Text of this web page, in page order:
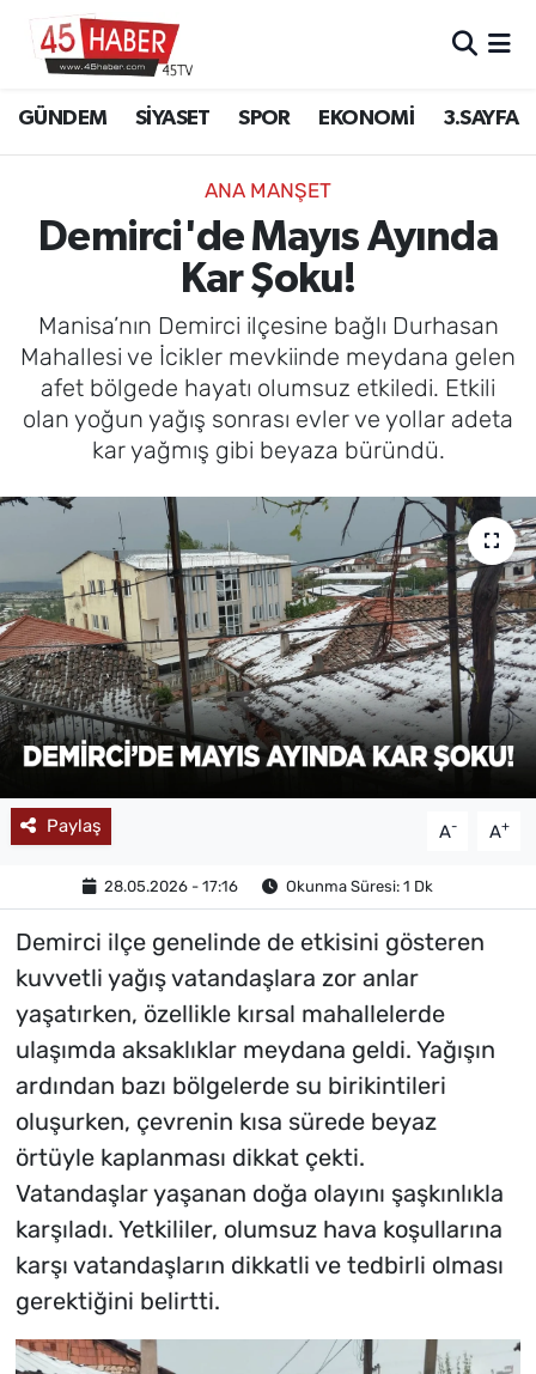
GÜNDEM SİYASET SPOR EKONOMİ 3.SAYFA
ANA MANŞET
Demirci'de Mayıs Ayında
Kar Şoku!
Manisa’nın Demirci ilçesine bağlı Durhasan
Mahallesi ve İcikler mevkiinde meydana gelen
afet bölgede hayatı olumsuz etkiledi. Etkili
olan yoğun yağış sonrası evler ve yollar adeta
kar yağmış gibi beyaza büründü.
Paylaş A- A+
28.05.2026 - 17:16 Okunma Süresi: 1 Dk
Demirci ilçe genelinde de etkisini gösteren
kuvvetli yağış vatandaşlara zor anlar
yaşatırken, özellikle kırsal mahallelerde
ulaşımda aksaklıklar meydana geldi. Yağışın
ardından bazı bölgelerde su birikintileri
oluşurken, çevrenin kısa sürede beyaz
örtüyle kaplanması dikkat çekti.
Vatandaşlar yaşanan doğa olayını şaşkınlıkla
karşıladı. Yetkililer, olumsuz hava koşullarına
karşı vatandaşların dikkatli ve tedbirli olması
gerektiğini belirtti.
SİYASET
3.SAYFA
EĞİTİM
SAĞLIK
YAŞAM
MAGAZİN
Manisa Hava Durumu
Manisa Namaz Vakitleri
Manisa Trafik Yoğunluk Haritası
Süper Lig Puan Durumu ve Fikstür
Tüm Manşetler
Son Dakika Haberleri
Haber Arşivi